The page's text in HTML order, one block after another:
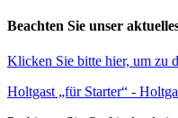
Beachten Sie unser
Klicken Sie bitte hier, um zu
Holtgast „für Starter“ -